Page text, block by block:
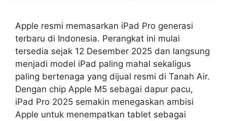
Apple resmi memasarkan iPad Pro generasi
terbaru di Indonesia. Perangkat ini mulai
tersedia sejak 12 Desember 2025 dan langsung
menjadi model iPad paling mahal sekaligus
paling bertenaga yang dijual resmi di Tanah Air.
Dengan chip Apple M5 sebagai dapur pacu,
iPad Pro 2025 semakin menegaskan ambisi
Apple untuk menempatkan tablet sebagai